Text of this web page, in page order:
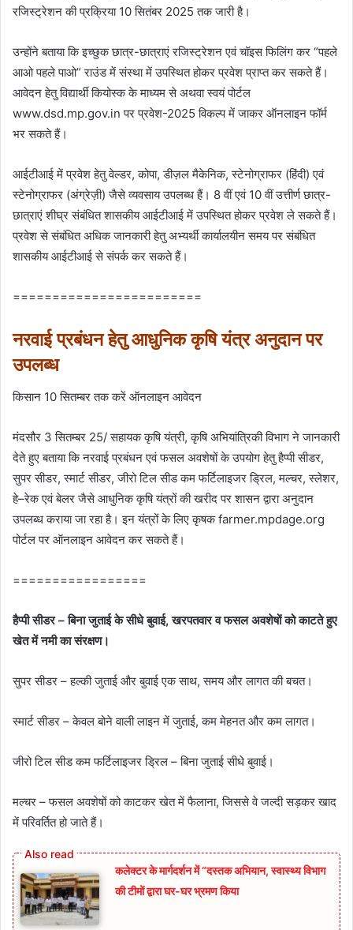
रजिस्ट्रेशन की प्रक्रिया 10 सितंबर 2025 तक जारी है।
उन्होंने बताया कि इच्छुक छात्र-छात्राएं रजिस्ट्रेशन एवं चॉइस फिलिंग कर “पहले
आओ पहले पाओ” राउंड में संस्था में उपस्थित होकर प्रवेश प्राप्त कर सकते हैं।
आवेदन हेतु विद्यार्थी कियोस्क के माध्यम से अथवा स्वयं पोर्टल
www.dsd.mp.gov.in पर प्रवेश-2025 विकल्प में जाकर ऑनलाइन फॉर्म
भर सकते हैं।
आईटीआई में प्रवेश हेतु वेल्डर, कोपा, डीज़ल मैकेनिक, स्टेनोग्राफर (हिंदी) एवं
स्टेनोग्राफर (अंग्रेज़ी) जैसे व्यवसाय उपलब्ध हैं। 8 वीं एवं 10 वीं उत्तीर्ण छात्र-
छात्राएं शीघ्र संबंधित शासकीय आईटीआई में उपस्थित होकर प्रवेश ले सकते हैं।
प्रवेश से संबंधित अधिक जानकारी हेतु अभ्यर्थी कार्यालयीन समय पर संबंधित
शासकीय आईटीआई से संपर्क कर सकते हैं।
========================
नरवाई प्रबंधन हेतु आधुनिक कृषि यंत्र अनुदान पर
उपलब्ध
किसान 10 सितम्बर तक करें ऑनलाइन आवेदन
मंदसौर 3 सितम्बर 25/ सहायक कृषि यंत्री, कृषि अभियांत्रिकी विभाग ने जानकारी
देते हुए बताया कि नरवाई प्रबंधन एवं फसल अवशेषों के उपयोग हेतु हैप्पी सीडर,
सुपर सीडर, स्मार्ट सीडर, जीरो टिल सीड कम फर्टिलाइजर ड्रिल, मल्चर, स्लेशर,
हे–रेक एवं बेलर जैसे आधुनिक कृषि यंत्रों की खरीद पर शासन द्वारा अनुदान
उपलब्ध कराया जा रहा है। इन यंत्रों के लिए कृषक farmer.mpdage.org
पोर्टल पर ऑनलाइन आवेदन कर सकते हैं।
=================
हैप्पी सीडर – बिना जुताई के सीधे बुवाई, खरपतवार व फसल अवशेषों को काटते हुए
खेत में नमी का संरक्षण।
सुपर सीडर – हल्की जुताई और बुवाई एक साथ, समय और लागत की बचत।
स्मार्ट सीडर – केवल बोने वाली लाइन में जुताई, कम मेहनत और कम लागत।
जीरो टिल सीड कम फर्टिलाइजर ड्रिल – बिना जुताई सीधे बुवाई।
मल्चर – फसल अवशेषों को काटकर खेत में फैलाना, जिससे वे जल्दी सड़कर खाद
में परिवर्तित हो जाते हैं।
कलेक्टर के मार्गदर्शन में “दस्तक अभियान,‌ स्वास्थ्य विभाग
की टीमों द्वारा घर-घर भ्रमण किया